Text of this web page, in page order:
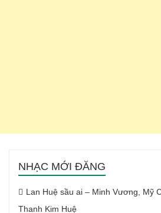
NHẠC MỚI ĐĂNG
Lan Huệ sầu ai – Minh Vương, Mỹ
Thanh Kim Huệ